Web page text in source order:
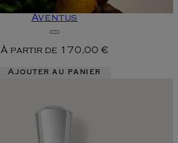
Aventus
À partir de 170,00 €
Ajouter au panier